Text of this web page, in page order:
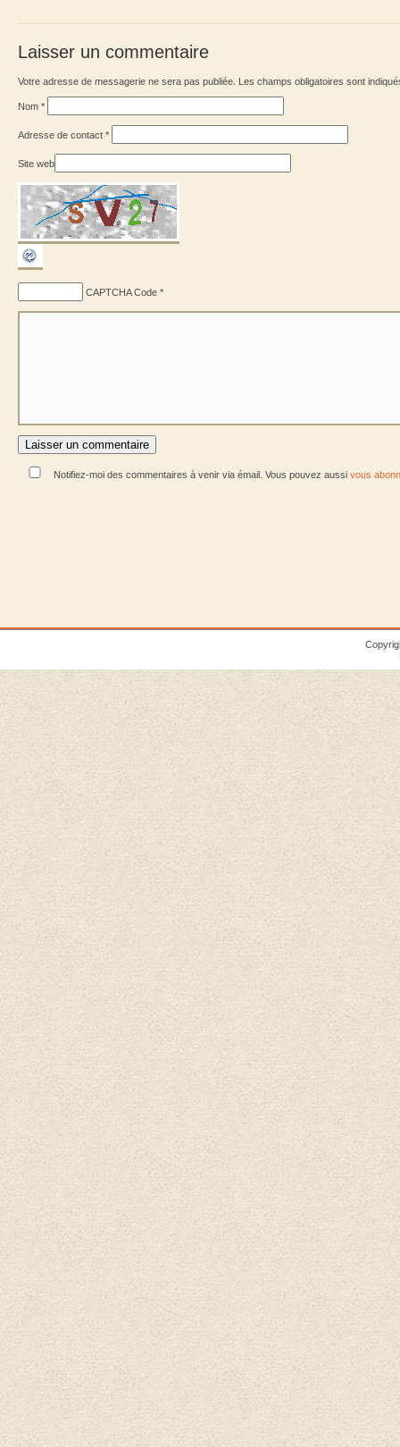
Laisser un commentaire
Votre adresse de messagerie ne sera pas publiée. Les champs obligatoires sont
Nom *
Adresse de contact *
Site web
CAPTCHA Code *
Notifiez-moi des commentaires à venir via émail. Vous pouvez aussi vous